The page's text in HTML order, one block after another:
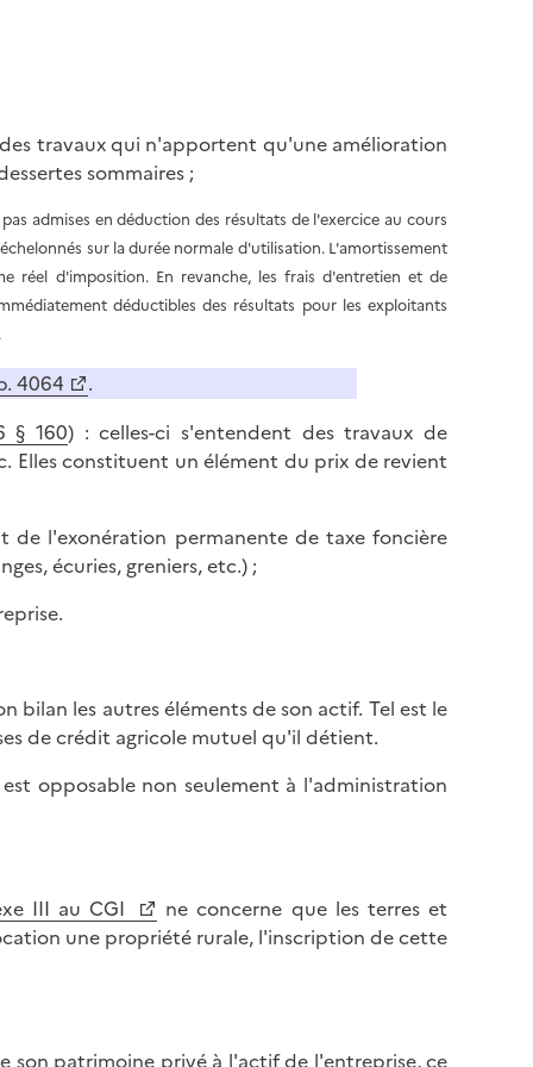
travaux qui n'apportent qu'une amélioration
sommaires ;
admises en déduction des résultats de l'exercice au cours
sur la durée normale d'utilisation. L'amortissement
réel d'imposition. En revanche, les frais d'entretien et de
déductibles des résultats pour les exploitants
4064
.
§ 160) : celles-ci s'entendent des travaux de
Elles constituent un élément du prix de revient
de l'exonération permanente de taxe foncière
écuries, greniers, etc.) ;
bilan les autres éléments de son actif. Tel est le
de crédit agricole mutuel qu'il détient.
opposable non seulement à l'administration
III au CGI
ne concerne que les terres et
une propriété rurale, l'inscription de cette
patrimoine privé à l'actif de l'entreprise, ce